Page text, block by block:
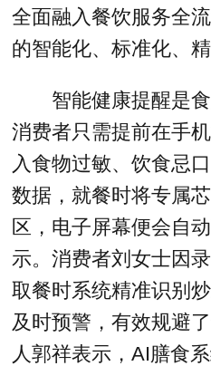
全面融入餐饮服务全
的智能化、标准化、精
智能健康提醒是
消费者只需提前在手
入食物过敏、饮食忌
数据，就餐时将专属
区，电子屏幕便会自
示。消费者刘女士因
取餐时系统精准识别
及时预警，有效规避
人郭祥表示，AI膳食